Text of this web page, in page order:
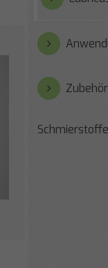
Zubehör
Schmierstoffe